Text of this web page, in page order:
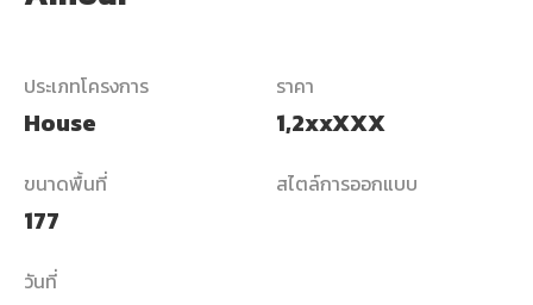
ประเภทโครงการ
House
ราคา
1,2xxXXX
ขนาดพื้นที่
177
สไตล์การออกแบบ
วันที่